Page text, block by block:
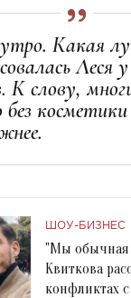
Какая
Леся у
К слову,
ШОУ-БИЗНЕС
"Мы обычная
Квиткова
конфликтах